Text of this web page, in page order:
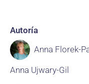
Autoría
Anna Florek-
Anna Ujwary-Gil